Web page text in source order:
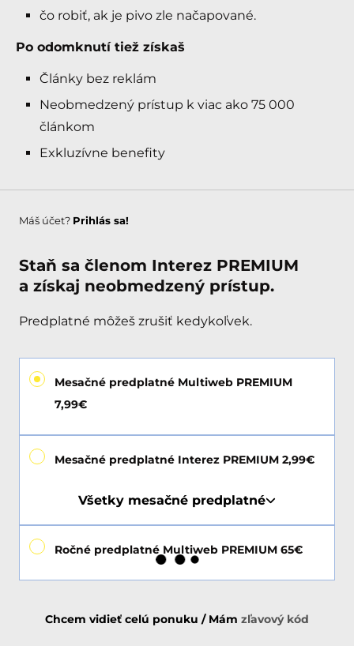
čo robiť, ak je pivo zle načapované.
Po odomknutí tiež získaš
Články bez reklám
Neobmedzený prístup k viac ako 75 000
článkom
Exkluzívne benefity
Máš účet? Prihlás sa!
Staň sa členom Interez PREMIUM
a získaj neobmedzený prístup.
Predplatné môžeš zrušiť kedykoľvek.
Mesačné predplatné Multiweb PREMIUM
7,99€
Mesačné predplatné Interez PREMIUM 2,99€
Všetky mesačné predplatné
Ročné predplatné Multiweb PREMIUM 65€
Chcem vidieť celú ponuku / Mám zľavový kód